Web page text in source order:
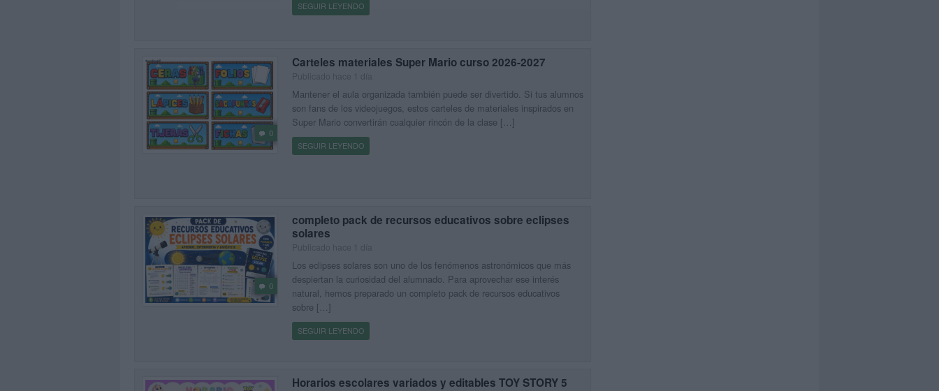
SEGUIR LEYENDO
0
Carteles materiales Super Mario curso 2026-2027
Mantener el aula organizada también puede ser divertido. Si tus alumnos
son fans de los videojuegos, estos carteles de materiales inspirados en
Super Mario convertirán cualquier rincón de la clase […]
SEGUIR LEYENDO
0
completo pack de recursos educativos sobre eclipses
solares
Los eclipses solares son uno de los fenómenos astronómicos que más
despiertan la curiosidad del alumnado. Para aprovechar ese interés
natural, hemos preparado un completo pack de recursos educativos
sobre […]
SEGUIR LEYENDO
Horarios escolares variados y editables TOY STORY 5